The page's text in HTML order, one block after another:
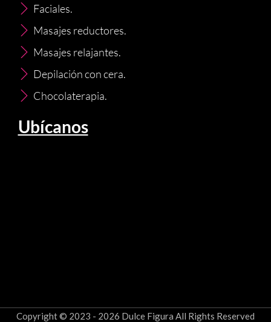
Faciales.
Masajes reductores.
Masajes relajantes.
Depilación con cera.
Chocolaterapia.
Ubícanos
Copyright © 2023 - 2026 Dulce Figura All Rights Reserved